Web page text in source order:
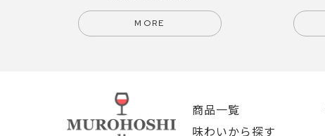
MORE
商品一覧
味わいから探す